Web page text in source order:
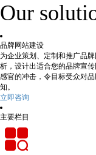
Our
品牌网站建设
为企业策划、定制和推广品
析，设计出适合您的品牌宣
感官的冲击，令目标受众对
知。
立即咨询
主要栏目